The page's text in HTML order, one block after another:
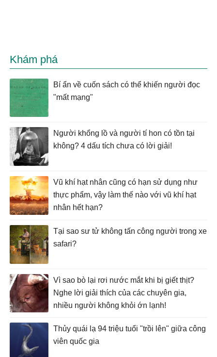
Khám phá
Bí ẩn về cuốn sách có thể khiến người đọc
"mất mạng"
Người khổng lồ và người tí hon có tồn tại
không? 4 dấu tích chưa có lời giải!
Vũ khí hạt nhân cũng có hạn sử dụng như
thực phẩm, vậy làm thế nào với vũ khí hạt
nhân hết hạn?
Tại sao sư tử không tấn công người trong xe
safari?
Vì sao bò lại rơi nước mắt khi bị giết thịt?
Nghe lời giải thích của các chuyên gia,
nhiều người không khỏi ớn lạnh!
Thủy quái lạ 94 triệu tuổi "trồi lên" giữa công
viên quốc gia